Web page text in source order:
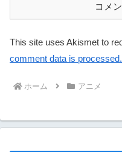
コメ
This site uses Akismet to
comment data is processed.
ホーム アニメ